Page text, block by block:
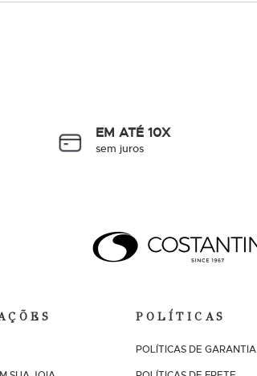
EM ATÉ 10X
sem juros
POLÍTICAS
POLÍTICAS DE GARANTIA